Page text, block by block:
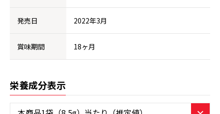
発売日 2022年3月
賞味期間 18ヶ月
栄養成分表示